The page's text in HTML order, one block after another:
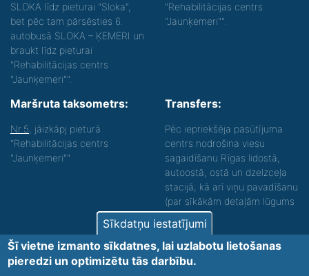
SLOKA līdz pieturai "Sloka",
bet pēc tam pārsēsties 6.
autobusā SLOKA – ĶEMERI un
braukt līdz pieturai
"Rehabilitācijas centrs
"Jaunķemeri"".
"Rehabilitācijas centrs
"Jaunķemeri"".
Maršruta taksometrs:
Nr.5 , jāizkāpj pieturā
"Rehabilitācijas centrs
"Jaunķemeri""
Transfers:
Pēc iepriekšēja pasūtījuma
centrs nodrošina viesu
sagaidīšanu Rīgas lidostā,
autoostā, ostā un dzelzceļa
stacijā, kā arī viņu pavadīšanu
(par sīkākām detaļām lūgums
zvanīt).
Nodrošinām vides piekļūstamību personām ar
funkcionāliem traucējumiem! SIA „Sanare-KRC
Jaunķemeri”, Kolkas ielā 20, Jūrmalā ir nodrošināta vides
Sīkdatņu iestatījumi
Šī vietne izmanto sīkdatnes, lai uzlabotu lietošanas
pieredzi un optimizētu tās darbību.